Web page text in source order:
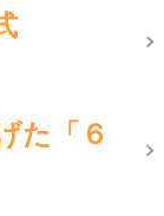
た「６